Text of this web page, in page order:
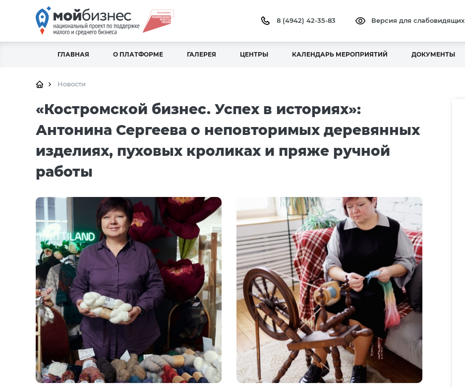
8 (4942) 42-35-83 Версия для слабовидящих
ГЛАВНАЯ О ПЛАТФОРМЕ ГАЛЕРЕЯ ЦЕНТРЫ КАЛЕНДАРЬ МЕРОПРИЯТИЙ ДОКУМЕНТЫ
Новости
«Костромской бизнес. Успех в историях»:
Антонина Сергеева о неповторимых деревянных
изделиях, пуховых кроликах и пряже ручной
работы